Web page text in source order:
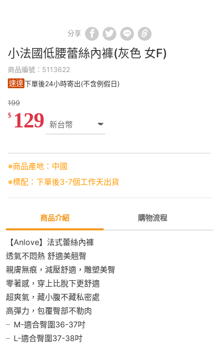
分享
小法國低腰蕾絲內褲(灰色 女F)
商品編號：5113622
速達下單後24小時寄出(不含例假日)
199
$ 129
※商品產地：中國
※標配：下單後3-7個工作天出貨
商品介紹 購物流程
【Anlove】法式蕾絲內褲
透氣不悶熱 舒適美翹臀
親膚無痕，減壓舒適，雕塑美臀
零著感，穿上比脫下更舒適
超爽氣，藏小腹不藏私密處
高彈力，包覆臀部不勒肉
╴M-適合臀圍36-37吋
╴L-適合臀圍37-38吋